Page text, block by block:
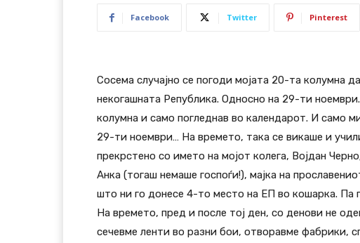
Facebook Twitter Pinterest
Сосема случајно се погоди мојата 20-та колумна
некогашната Република. Односно на 29-ти
колумна и само погледнав во календарот. И само
29-ти ноември… На времето, така се викаше и
прекрстено со името на мојот колега, Војдан
Анка (тогаш немаше госпоѓи!), мајка на
што ни го донесе 4-то место на ЕП во кошарка. Па
На времето, пред и после тој ден, со денови не
сечевме ленти во разни бои, отворавме фабрики,